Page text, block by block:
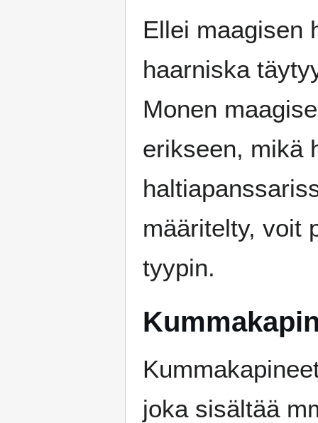
Ellei maagisen
haarniska
Monen
erikseen, mikä
määritelty, voit
tyypin.
joka sisältää